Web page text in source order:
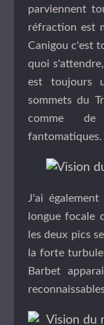
parviennent
réfraction est
Canigou c'est
quoi
est toujours
sommets du
comme de
fantomatiques.
J'ai
longue focale
les deux pics
la forte
Barbet